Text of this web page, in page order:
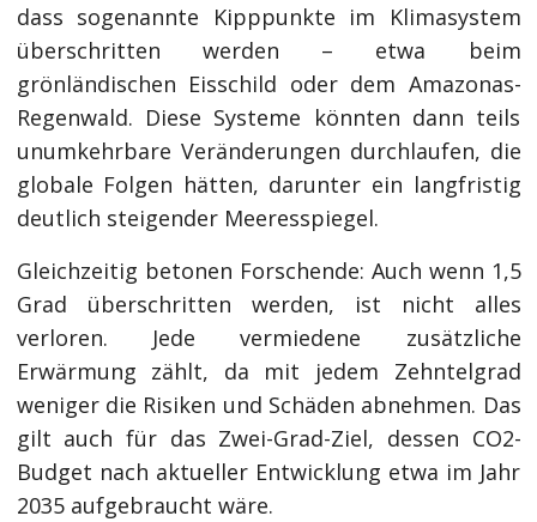
dass sogenannte Kipppunkte im Klimasystem
überschritten werden – etwa beim
grönländischen Eisschild oder dem Amazonas-
Regenwald. Diese Systeme könnten dann teils
unumkehrbare Veränderungen durchlaufen, die
globale Folgen hätten, darunter ein langfristig
deutlich steigender Meeresspiegel.
Gleichzeitig betonen Forschende: Auch wenn 1,5
Grad überschritten werden, ist nicht alles
verloren. Jede vermiedene zusätzliche
Erwärmung zählt, da mit jedem Zehntelgrad
weniger die Risiken und Schäden abnehmen. Das
gilt auch für das Zwei-Grad-Ziel, dessen CO2-
Budget nach aktueller Entwicklung etwa im Jahr
2035 aufgebraucht wäre.